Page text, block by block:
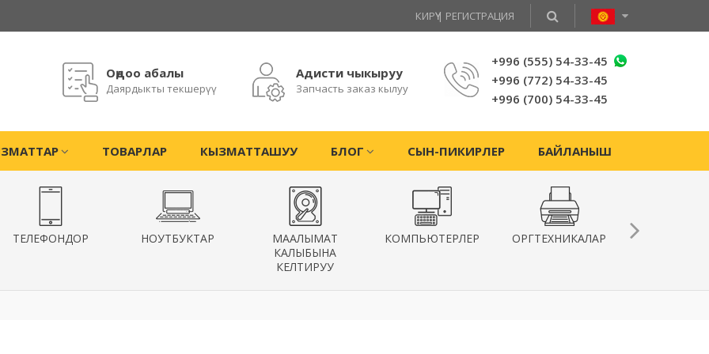
КИРҮҮ | РЕГИСТРАЦИЯ
Оңдоо абалы
Даярдыкты текшерүү
Адисти чыкыруу
Запчасть заказ кылуу
+996 (555) 54-33-45
+996 (772) 54-33-45
+996 (700) 54-33-45
ТОВАРЛАР КЫЗМАТТАШУУ БЛОГ СЫН-ПИКИРЛЕР БАЙЛАНЫШ
ТЕЛЕФОНДОР НОУТБУКТАР
МААЛЫМАТ
КАЛЫБЫНА
КЕЛТИРУУ
КОМПЬЮТЕРЛЕР ОРГТЕХНИКАЛАР